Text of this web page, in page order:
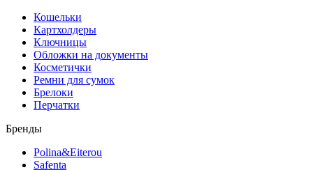
Кошельки
Картхолдеры
Ключницы
Обложки на документы
Косметички
Ремни для сумок
Брелоки
Перчатки
Бренды
Polina&Eiterou
Safenta